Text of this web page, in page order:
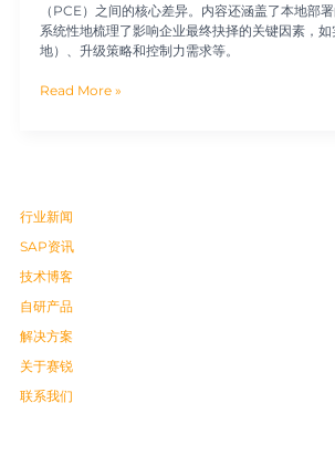
行业新闻
SAP资讯
技术博客
自研产品
解决方案
关于赛锐
联系我们
（PCE）之间的核心差异。内容还涵盖了本地部
系统性地梳理了影响企业最终抉择的关键因素，
地）、升级策略和控制力需求等。
Read More »